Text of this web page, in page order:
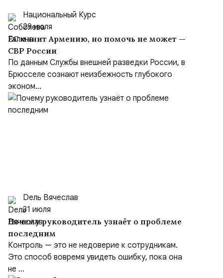
Национальный Курс
29 июля
ЕС манит Армению, но помочь не может —
СВР России
По данным Службы внешней разведки России, в
Брюсселе сознают неизбежность глубокого
эконом...
Dель Вячеслав
31 июля
Почему руководитель узнаёт о проблеме
последним
Контроль — это не недоверие к сотрудникам.
Это способ вовремя увидеть ошибку, пока она
не ...